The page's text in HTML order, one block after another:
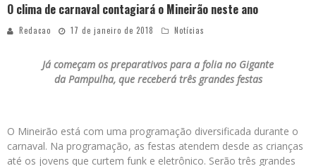
O clima de carnaval contagiará o Mineirão neste ano
Redacao 17 de janeiro de 2018 Notícias
Já começam os preparativos para a folia no Gigante
da Pampulha, que receberá três grandes festas
O Mineirão está com uma programação diversificada durante o
carnaval. Na programação, as festas atendem desde as crianças
até os jovens que curtem funk e eletrônico. Serão três grandes